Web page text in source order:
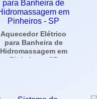
Aquecedor Elétrico
para Banheira de
Hidromassagem em
Pinheiros - SP